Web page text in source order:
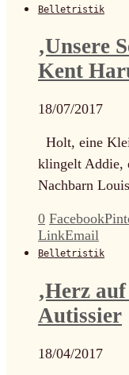
Belletristik
‚Unsere
Kent
18/07/2017
Holt, eine
klingelt Addie,
Nachbarn
0 Facebook
LinkEmail
Belletristik
‚Herz
Autissier
18/04/2017